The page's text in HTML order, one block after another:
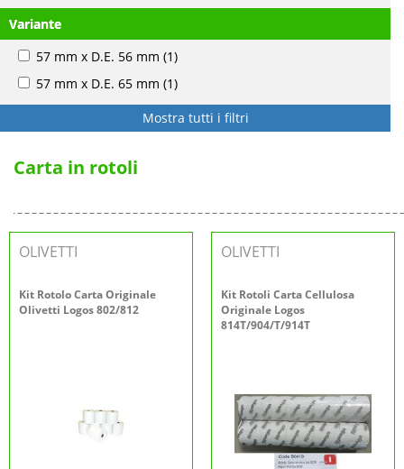
Variante
57 mm x D.E. 56 mm (1)
57 mm x D.E. 65 mm (1)
Mostra tutti i filtri
Carta in rotoli
OLIVETTI
Kit Rotolo Carta Originale
Olivetti Logos 802/812
OLIVETTI
Kit Rotoli Carta Cellulosa
Originale Logos
814T/904/T/914T